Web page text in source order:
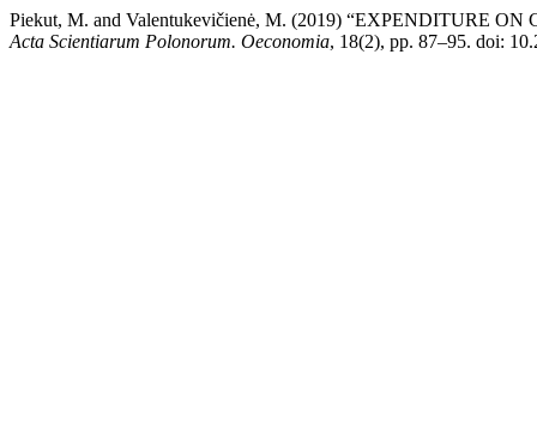
Piekut, M. and Valentukevičienė, M. (2019) “EXPENDITURE
Acta Scientiarum Polonorum. Oeconomia, 18(2), pp. 87–95. doi: